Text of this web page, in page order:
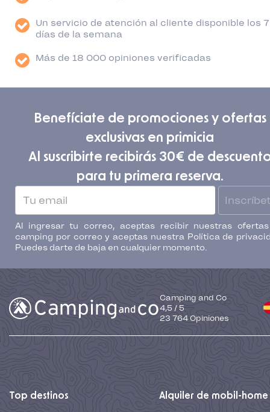
Un servicio de atención al cliente disponible los 7
días de la semana
Más de 18 000 opiniones verificadas
Benefíciate de promociones y ofertas
exclusivas en primicia
Al suscribirte recibirás 30€ de
para tu primera reserva.
Al ingresar tu correo, aceptas recibir nuestras
camping por correo y aceptas nuestra Política de
Puedes darte de baja en cualquier momento.
Camping and Co
4,5 / 5
23 764 Opiniones
Top destinos Alquiler de mobil-home